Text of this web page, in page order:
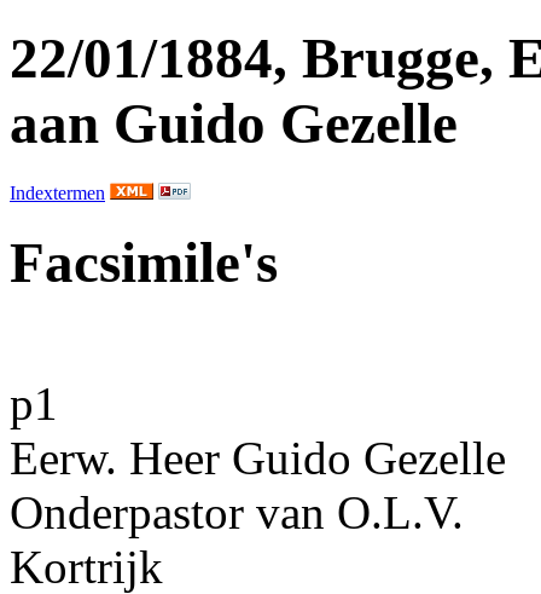
22/01/1884,
aan Guido Gezelle
Indextermen
Facsimile's
p1
Eerw. Heer Guido Gezelle
Onderpastor van O.L.V.
Kortrijk